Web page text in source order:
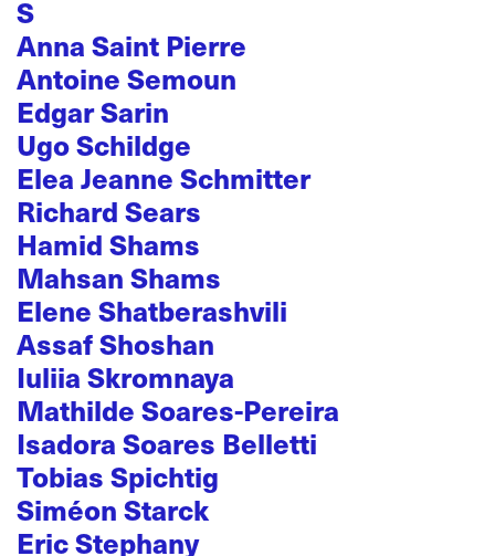
S
Anna Saint Pierre
Antoine Semoun
Edgar Sarin
Ugo Schildge
Elea Jeanne Schmitter
Richard Sears
Hamid Shams
Mahsan Shams
Elene Shatberashvili
Assaf Shoshan
Iuliia Skromnaya
Mathilde Soares-Pereira
Isadora Soares Belletti
Tobias Spichtig
Siméon Starck
Eric Stephany